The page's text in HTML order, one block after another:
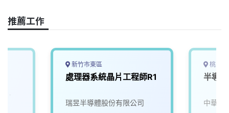
o
k
n
k
推薦工作
新竹市東區
處理器系統晶片工程師R1
瑞昱半導體股份有限公司
桃園
半導
中華科